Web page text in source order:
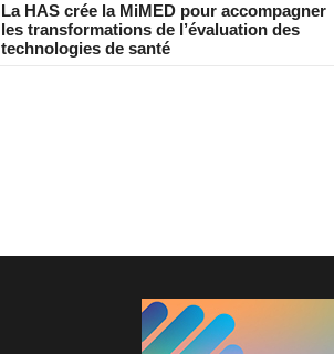
La HAS crée la MiMED pour accompagner
les transformations de l’évaluation des
technologies de santé